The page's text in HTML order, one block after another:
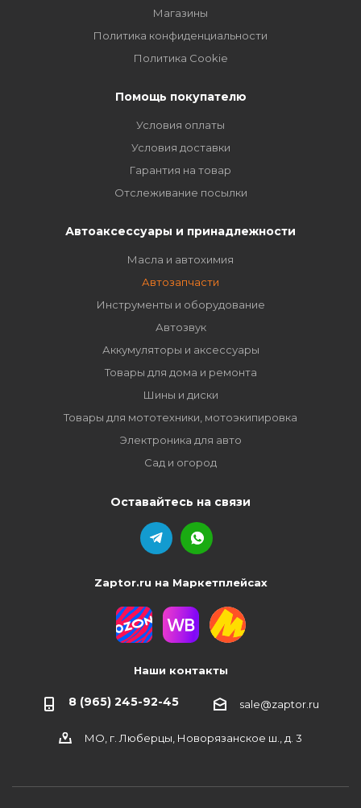
Магазины
Политика конфиденциальности
Политика Cookie
Помощь покупателю
Условия оплаты
Условия доставки
Гарантия на товар
Отслеживание посылки
Автоаксессуары и принадлежности
Масла и автохимия
Автозапчасти
Инструменты и оборудование
Автозвук
Аккумуляторы и аксессуары
Товары для дома и ремонта
Шины и диски
Товары для мототехники, мотоэкипировка
Электроника для авто
Сад и огород
Оставайтесь на связи
Zaptor.ru на Маркетплейсах
Наши контакты
8 (965) 245-92-45 sale@zaptor.ru
МО, г. Люберцы, Новорязанское ш., д. 3